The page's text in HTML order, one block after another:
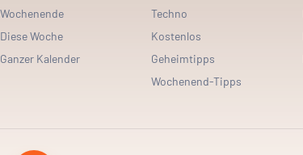
Wochenende
Diese Woche
Ganzer Kalender
Techno
Kostenlos
Geheimtipps
Wochenend-Tipps